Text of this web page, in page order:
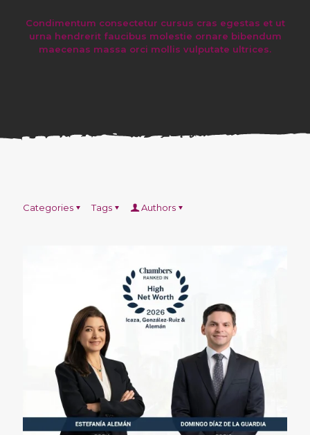
Condimentum consectetur cursus cras egestas et ut
urna hendrerit faucibus molestie ornare bibendum
maecenas massa orci mollis vulputate ultrices.
Categories Tags Authors